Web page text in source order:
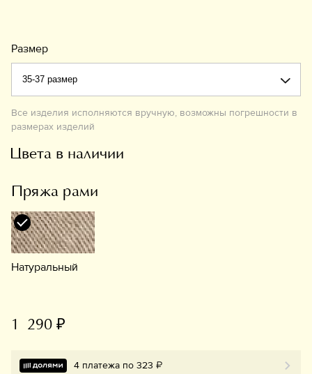
Размер
Все изделия исполняются вручную, возможны погрешности в
размерах изделий
Цвета в наличии
Пряжа рами
Натуральный
1 290 ₽
4 платежа по 323 ₽